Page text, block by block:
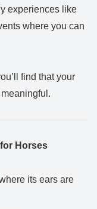
experiences like
where you can
find that your
Horses
its ears are